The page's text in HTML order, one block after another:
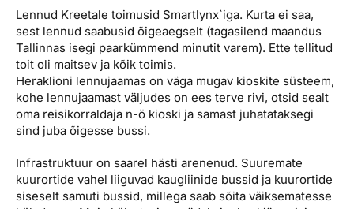
Lennud Kreetale toimusid Smartlynx`iga. Kurta ei saa,
sest lennud saabusid õigeaegselt (tagasilend maandus
Tallinnas isegi paarkümmend minutit varem). Ette tellitud
toit oli maitsev ja kõik toimis.
Heraklioni lennujaamas on väga mugav kioskite süsteem,
kohe lennujaamast väljudes on ees terve rivi, otsid sealt
oma reisikorraldaja n-ö kioski ja samast juhatataksegi
sind juba õigesse bussi.
Infrastruktuur on saarel hästi arenenud. Suuremate
kuurortide vahel liiguvad kaugliinide bussid ja kuurortide
siseselt samuti bussid, millega saab sõita väiksematesse